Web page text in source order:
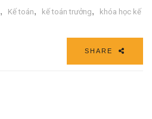
, Kế toán, kế toán trưởng,
khóa học kế
SHARE